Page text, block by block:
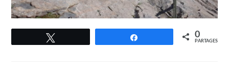
0
PARTAGES